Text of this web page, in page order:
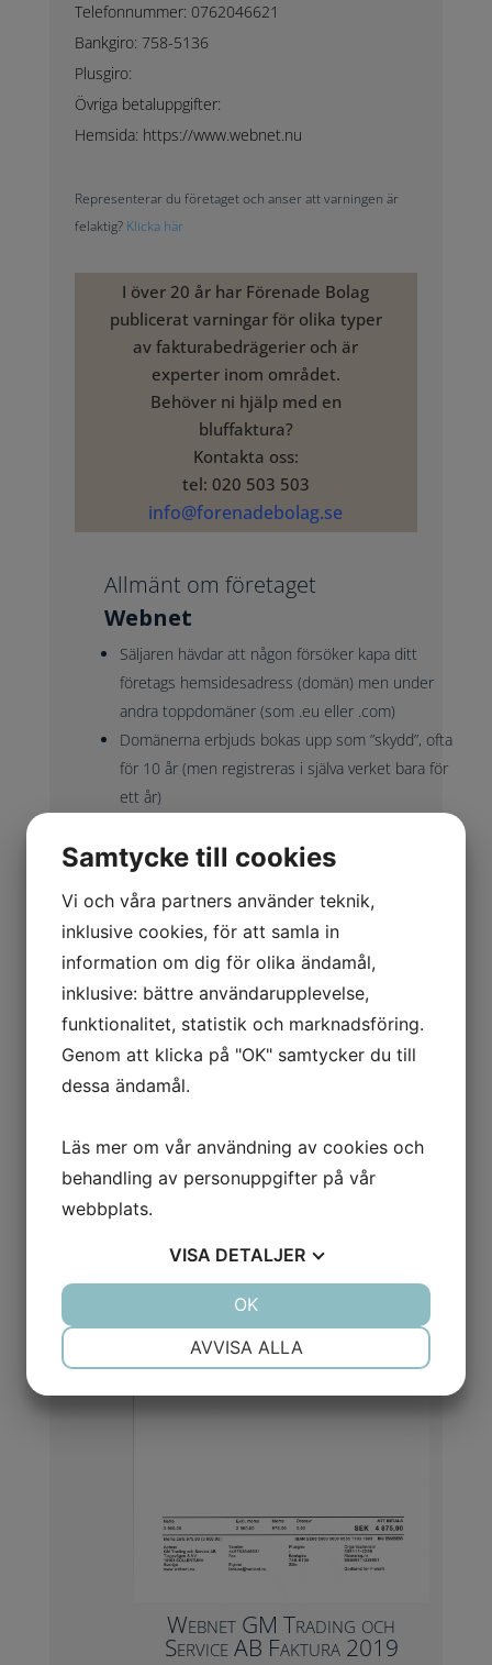
Telefonnummer: 0762046621
Bankgiro: 758-5136
Plusgiro:
Övriga betaluppgifter:
Hemsida: https://www.webnet.nu
Representerar du företaget och anser att varningen är
felaktig? Klicka här
I över 20 år har Förenade Bolag
publicerat varningar för olika typer
av fakturabedrägerier och är
experter inom området.
Behöver ni hjälp med en
bluffaktura?
Kontakta oss:
tel: 020 503 503
info@forenadebolag.se
Allmänt om företaget
Webnet
Säljaren hävdar att någon försöker kapa ditt
företags hemsidesadress (domän) men under
andra toppdomäner (som .eu eller .com)
Domänerna erbjuds bokas upp som ”skydd”, ofta
för 10 år (men registreras i själva verket bara för
ett år)
ute efter dina domäner som säljaren säger och
till mycket hög kostnad genom Webnet
Företag/Produkt till Varningsarkivet den 22 oktober
2021 på grund av konkurs.
Bildalbum
(Klicka på bilderna för att visa dem i full storlek)
Webnet GM Trading och
Service AB Faktura 2019
Samtycke till cookies
Vi och våra partners använder teknik,
inklusive cookies, för att samla in
information om dig för olika ändamål,
inklusive: bättre användarupplevelse,
funktionalitet, statistik och marknadsföring.
Genom att klicka på "OK" samtycker du till
dessa ändamål.
Läs mer om vår användning av cookies och
behandling av personuppgifter på vår
webbplats.
VISA DETALJER
AVVISA ALLA
OK